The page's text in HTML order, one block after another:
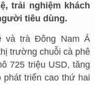
trải nghiệm khách
tiêu dùng.
và trà Đông Nam Á
trường chuỗi cà phê
725 triệu USD, tăng
triển cao thứ hai